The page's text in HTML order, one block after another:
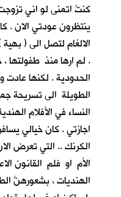
كنتُ اتمنى لو اني
ينتظرون عودتي الان .
الالغام لتصل الى (
. لم ارها منذ طفولتها
الحدودية . لكنها
الطويلة الى تسريحة
النساء في الأفلام
اجازتي . كان خيالي
الكرنك .. التي تعرض
الأم او فلم القانون
الهنديات ، بشعورهنَّ